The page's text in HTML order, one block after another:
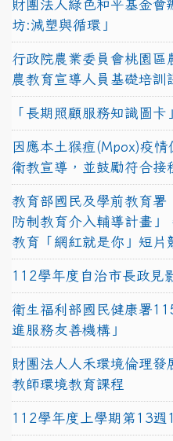
財團法人綠色和平基金會
坊:減塑與循環」
行政院農業委員會桃園
農教育宣導人員基礎培訓
「長期照顧服務知識圖卡
因應本土猴痘(Mpox)疫
衛教宣導，並鼓勵符合接
教育部國民及學前教育
防制教育介入輔導計畫」
教育「網紅就是你」短片
112學年度自治市長政見
衛生福利部國民健康署
進服務友善機構」
財團法人人禾環境倫理發
教師環境教育課程
112學年度上學期第13